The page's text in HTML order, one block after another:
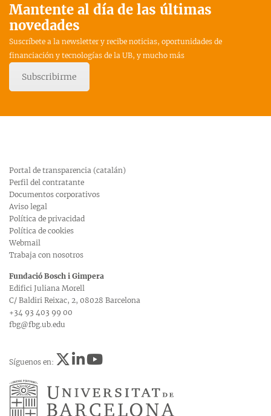
Mantente al día de las últimas
novedades
Suscríbete a la newsletter y recibe noticias, oportunidades de
financiación y tecnologías de la UB, y mucho más
Subscribirme
Portal de transparencia (catalán)
Perfil del contratante
Documentos corporativos
Aviso legal
Política de privacidad
Política de cookies
Webmail
Trabaja con nosotros
Fundació Bosch i Gimpera
Edifici Juliana Morell
C/ Baldiri Reixac, 2, 08028 Barcelona
+34 93 403 99 00
fbg@fbg.ub.edu
Síguenos en: